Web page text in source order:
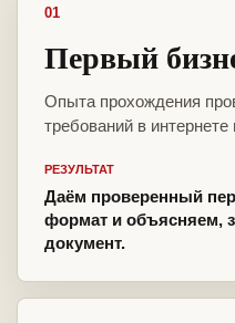
01
Первый
Опыта прохождения
требований в
РЕЗУЛЬТАТ
Даём проверенный
формат и объясняем,
документ.